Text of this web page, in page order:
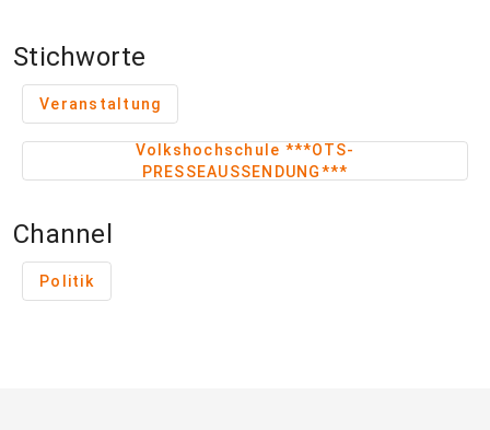
Stichworte
Veranstaltung
Volkshochschule ***OTS-
PRESSEAUSSENDUNG***
Channel
Politik